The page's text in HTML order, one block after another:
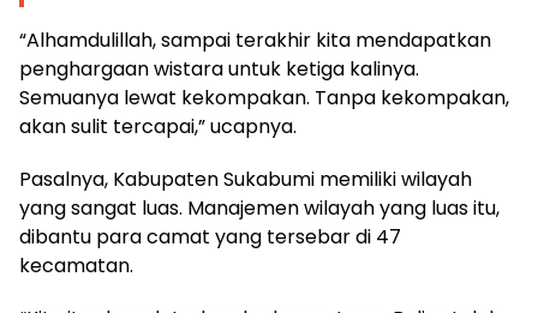
“Alhamdulillah, sampai terakhir kita mendapatkan
penghargaan wistara untuk ketiga kalinya.
Semuanya lewat kekompakan. Tanpa kekompakan,
akan sulit tercapai,” ucapnya.
Pasalnya, Kabupaten Sukabumi memiliki wilayah
yang sangat luas. Manajemen wilayah yang luas itu,
dibantu para camat yang tersebar di 47
kecamatan.